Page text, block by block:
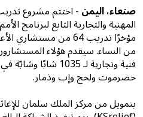
صنعاء، اليمن- اختتم مشروع
المهنية والتجارية التابع لبرنامج
مؤخرًا تدريب 64 من
من النساء. سيقدم هؤلاء
فنية وتجارية لـ 1035
حضرموت ولحج وإب وذمار.
بتمويل من مركز الملك سلمان